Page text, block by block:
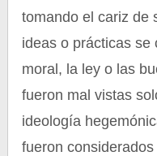
tomando el cariz de
ideas o prácticas se
moral, la ley o las
fueron mal vistas
ideología
fueron